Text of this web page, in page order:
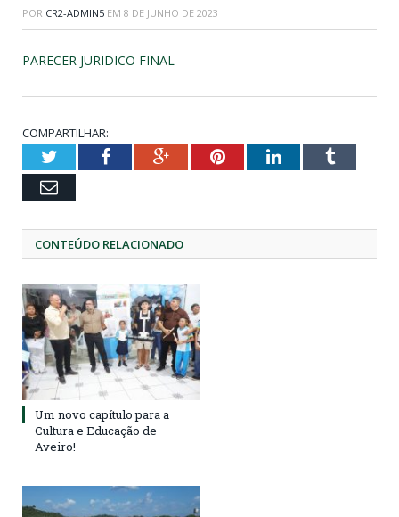
POR CR2-ADMIN5 EM 8 DE JUNHO DE 2023
PARECER JURIDICO FINAL
COMPARTILHAR:
TwitterFacebookGoogle+PinterestLinkedInTumblr
Email
CONTEÚDO RELACIONADO
Um novo capítulo para a
Cultura e Educação de
Aveiro!